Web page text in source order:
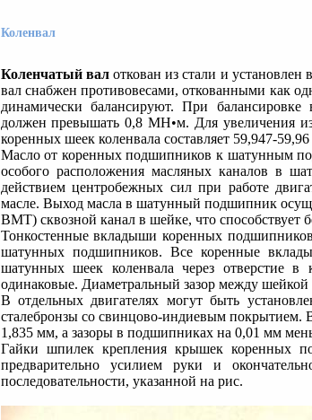
Коленвал
Коленчатый валоткован из стали и
вал снабжен противовесами, откованными как
динамически балансируют. При
должен превышать 0,8 МН•м. Для увеличения
коренных шеек коленвала составляет 59,947-
Масло от коренных подшипников к шатунным
особого расположения масляных каналов в
действием центробежных сил при работе
масле. Выход масла в шатунный подшипник
ВМТ) сквозной канал в шейке, что
Тонкостенные вкладыши коренных
шатунных подшипников. Все коренные
шатунных шеек коленвала через отверстие
одинаковые. Диаметральный зазор между
В отдельных двигателях могут быть
сталебронзы со свинцово-индиевым покрытием.
1,835 мм, а зазоры в подшипниках на 0,01 мм
Гайки шпилек крепления крышек коренных
предварительно усилием руки и
последовательности, указанной на рис.